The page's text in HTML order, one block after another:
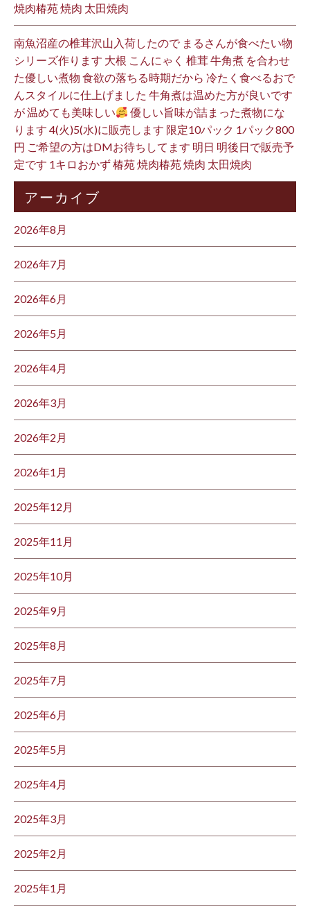
焼肉椿苑 焼肉 太田焼肉
南魚沼産の椎茸沢山入荷したので まるさんが食べたい物
シリーズ作ります 大根 こんにゃく 椎茸 牛角煮 を合わせ
た優しい煮物 食欲の落ちる時期だから 冷たく食べるおで
んスタイルに仕上げました 牛角煮は温めた方が良いです
が 温めても美味しい
優しい旨味が詰まった煮物にな
ります 4(火)5(水)に販売します 限定10パック 1パック800
円 ご希望の方はDMお待ちしてます 明日 明後日で販売予
定です 1キロおかず 椿苑 焼肉椿苑 焼肉 太田焼肉
アーカイブ
2026年8月
2026年7月
2026年6月
2026年5月
2026年4月
2026年3月
2026年2月
2026年1月
2025年12月
2025年11月
2025年10月
2025年9月
2025年8月
2025年7月
2025年6月
2025年5月
2025年4月
2025年3月
2025年2月
2025年1月